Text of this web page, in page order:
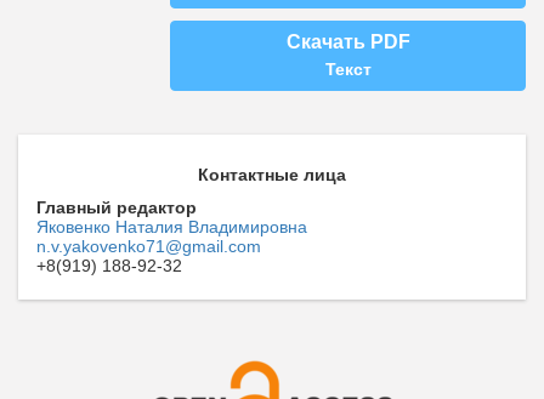
Скачать PDF
Текст
Контактные лица
Главный редактор
Яковенко Наталия Владимировна
n.v.yakovenko71@gmail.com
+8(919) 188-92-32